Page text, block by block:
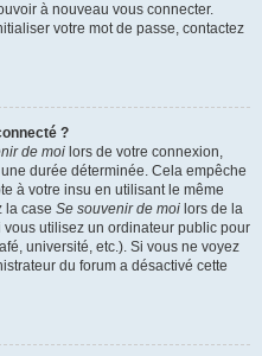
à nouveau vous connecter.
votre mot de passe, contactez
?
de moi lors de votre connexion,
durée déterminée. Cela empêche
à votre insu en utilisant le même
la case Se souvenir de moi lors de la
utilisez un ordinateur public pour
université, etc.). Si vous ne voyez
du forum a désactivé cette